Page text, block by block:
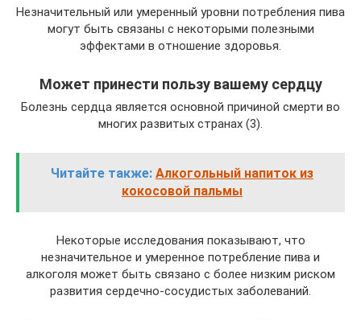
Незначительный или умеренный уровни потребления пива
могут быть связаны с некоторыми полезными
эффектами в отношение здоровья.
Может принести пользу вашему сердцу
Болезнь сердца является основной причиной смерти во
многих развитых странах (3).
Читайте также: Алкогольный напиток из
кокосовой пальмы
Некоторые исследования показывают, что
незначительное и умеренное потребление пива и
алкоголя может быть связано с более низким риском
развития сердечно-сосудистых заболеваний.